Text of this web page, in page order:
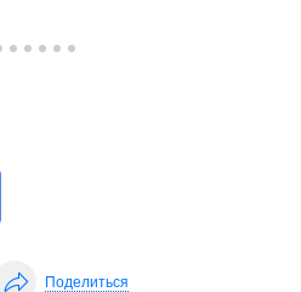
Поделиться